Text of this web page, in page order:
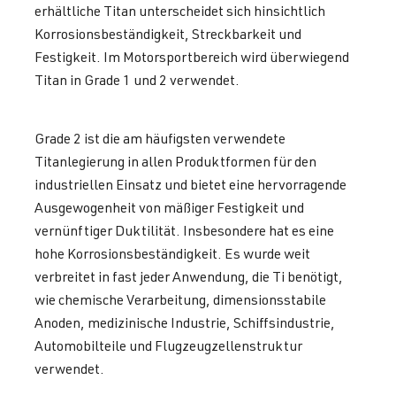
erhältliche Titan unterscheidet sich hinsichtlich
Korrosionsbeständigkeit, Streckbarkeit und
Festigkeit. Im Motorsportbereich wird überwiegend
Titan in Grade 1 und 2 verwendet.
Grade 2 ist die am häufigsten verwendete
Titanlegierung in allen Produktformen für den
industriellen Einsatz und bietet eine hervorragende
Ausgewogenheit von mäßiger Festigkeit und
vernünftiger Duktilität. Insbesondere hat es eine
hohe Korrosionsbeständigkeit. Es wurde weit
verbreitet in fast jeder Anwendung, die Ti benötigt,
wie chemische Verarbeitung, dimensionsstabile
Anoden, medizinische Industrie, Schiffsindustrie,
Automobilteile und Flugzeugzellenstruktur
verwendet.